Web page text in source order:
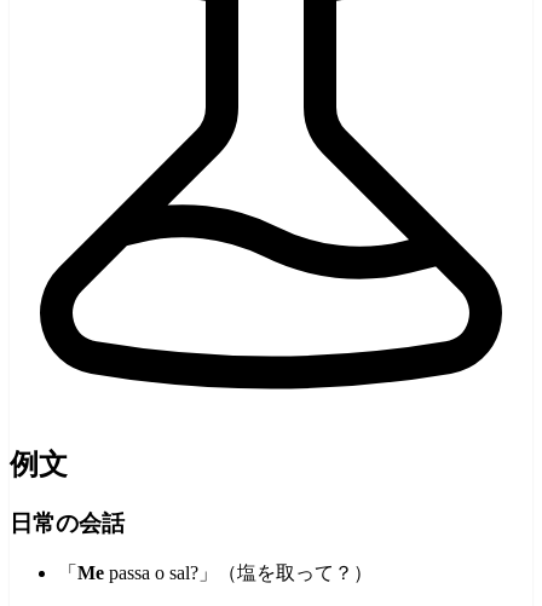
例文
日常の会話
「 Me passa o sal?」（塩を取って？）